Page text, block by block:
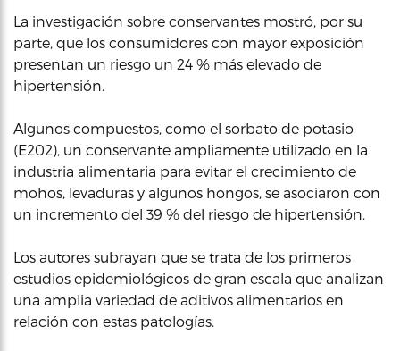
La investigación sobre conservantes mostró, por su
parte, que los consumidores con mayor exposición
presentan un riesgo un 24 % más elevado de
hipertensión.
Algunos compuestos, como el sorbato de potasio
(E202), un conservante ampliamente utilizado en la
industria alimentaria para evitar el crecimiento de
mohos, levaduras y algunos hongos, se asociaron con
un incremento del 39 % del riesgo de hipertensión.
Los autores subrayan que se trata de los primeros
estudios epidemiológicos de gran escala que analizan
una amplia variedad de aditivos alimentarios en
relación con estas patologías.